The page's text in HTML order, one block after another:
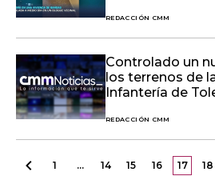
REDACCIÓN CMM
Controlado un
los terrenos de
Infantería de
REDACCIÓN CMM
1 … 14 15 16 17 18